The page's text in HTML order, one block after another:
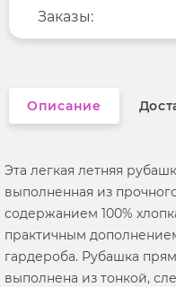
Длина рукава
Вырез горловины
Заказы:
Описание
Эта легкая летняя
выполненная из
содержанием 100%
практичным
гардероба. Рубашка
выполнена из тонкой,